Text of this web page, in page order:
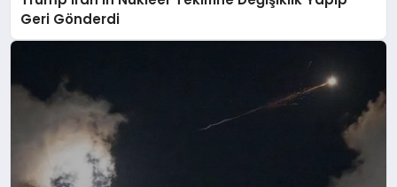
Geri Gönderdi